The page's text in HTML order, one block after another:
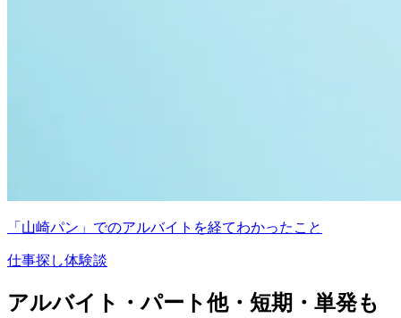
「山崎パン」でのアルバイトを経てわかったこと
仕事探し体験談
アルバイト・パート他・短期・単発も